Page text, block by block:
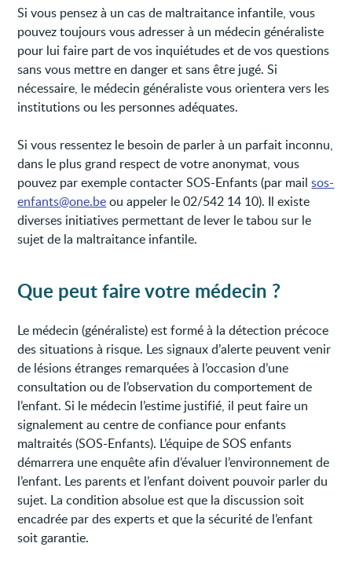
Si vous pensez à un cas de maltraitance infantile, vous
pouvez toujours vous adresser à un médecin généraliste
pour lui faire part de vos inquiétudes et de vos questions
sans vous mettre en danger et sans être jugé. Si
nécessaire, le médecin généraliste vous orientera vers les
institutions ou les personnes adéquates.
Si vous ressentez le besoin de parler à un parfait inconnu,
dans le plus grand respect de votre anonymat, vous
pouvez par exemple contacter SOS-Enfants (par mailsos-
enfants@one.beou appeler le 02/542 14 10). Il existe
diverses initiatives permettant de lever le tabou sur le
sujet de la maltraitance infantile.
Que peut faire votre médecin ?
Le médecin (généraliste) est formé à la détection précoce
des situations à risque. Les signaux d’alerte peuvent venir
de lésions étranges remarquées à l’occasion d’une
consultation ou de l’observation du comportement de
l’enfant. Si le médecin l’estime justifié, il peut faire un
signalement au centre de confiance pour enfants
maltraités (SOS-Enfants). L’équipe de SOS enfants
démarrera une enquête afin d’évaluer l’environnement de
l’enfant. Les parents et l’enfant doivent pouvoir parler du
sujet. La condition absolue est que la discussion soit
encadrée par des experts et que la sécurité de l’enfant
soit garantie.